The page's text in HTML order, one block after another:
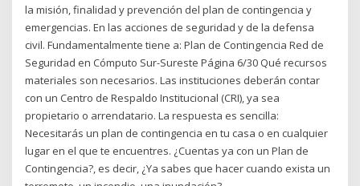
la misión, finalidad y prevención del plan de contingencia y
emergencias. En las acciones de seguridad y de la defensa
civil. Fundamentalmente tiene a: Plan de Contingencia Red de
Seguridad en Cómputo Sur-Sureste Página 6/30 Qué recursos
materiales son necesarios. Las instituciones deberán contar
con un Centro de Respaldo Institucional (CRI), ya sea
propietario o arrendatario. La respuesta es sencilla:
Necesitarás un plan de contingencia en tu casa o en cualquier
lugar en el que te encuentres. ¿Cuentas ya con un Plan de
Contingencia?, es decir, ¿Ya sabes que hacer cuando exista un